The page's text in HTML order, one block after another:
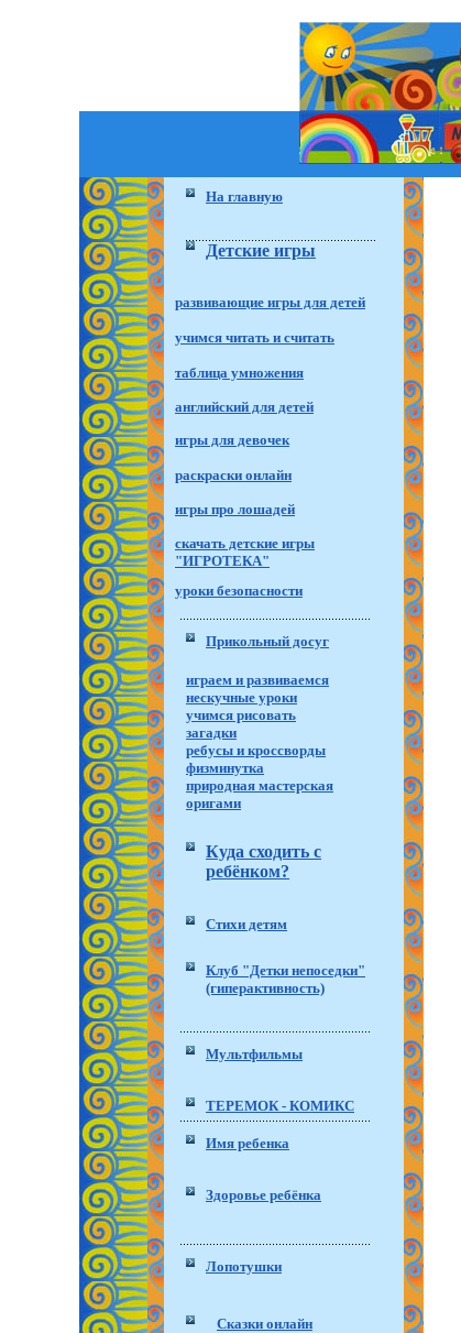
На главную
Детские игры
развивающие игры для детей
учимся читать и считать
таблица умножения
английский для детей
игры для девочек
раскраски онлайн
игры про лошадей
скачать детские игры
"ИГРОТЕКА"
уроки безопасности
Прикольный досуг
играем и развиваемся
нескучные уроки
учимся рисовать
загадки
ребусы и кроссворды
физминутка
природная мастерская
оригами
Куда сходить с
ребёнком?
Стихи детям
Клуб "Детки непоседки"
(гиперактивность)
Мультфильмы
ТЕРЕМОК - КОМИКС
Имя ребенка
Здоровье ребёнка
Лопотушки
Сказки онлайн